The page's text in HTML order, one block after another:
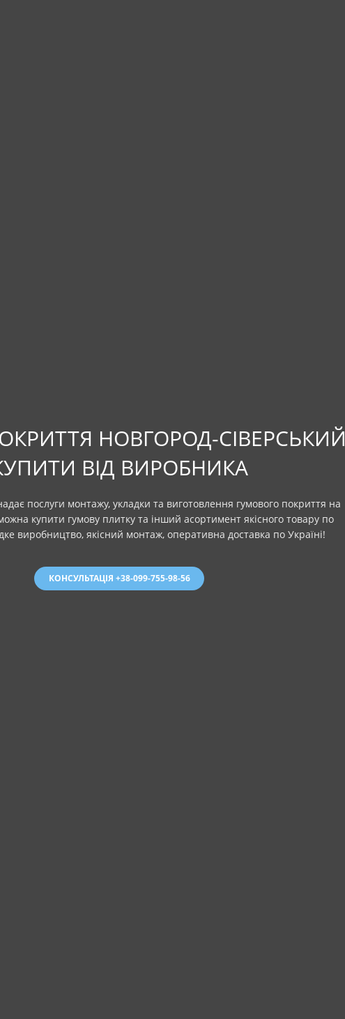
НОВГОРОД-СІВЕРСЬКИЙ
ВІД ВИРОБНИКА
послуги монтажу, укладки та виготовлення гумового покриття на
купити гумову плитку та інший асортимент якісного товару по
виробництво, якісний монтаж, оперативна доставка по Україні!
КОНСУЛЬТАЦІЯ +38-099-755-98-56